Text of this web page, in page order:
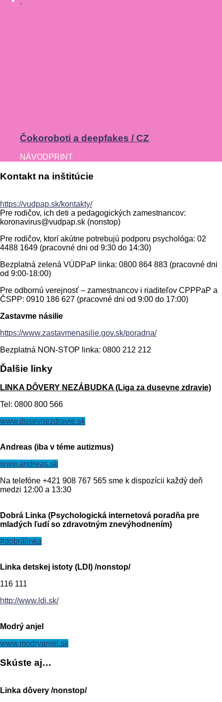
Čokoroboti a deepfakes / CZ
NÁVODPRINT
Kontakt na inštitúcie
https://vudpap.sk/kontakty/
Pre rodičov, ich deti a pedagogických zamestnancov:
koronavirus@vudpap.sk (nonstop)
Pre rodičov, ktorí akútne potrebujú podporu psychológa: 02
4488 1649 (pracovné dni od 9:30 do 14:30)
Bezplatná zelená VÚDPaP linka: 0800 864 883 (pracovné dni
od 9:00-18:00)
Pre odbornú verejnosť – zamestnancov i riaditeľov CPPPaP a
ČSPP: 0910 186 627 (pracovné dni od 9:00 do 17:00)
Zastavme násilie
https://www.zastavmenasilie.gov.sk/poradna/
Bezplatná NON-STOP linka: 0800 212 212
Ďalšie linky
LINKA DÔVERY NEZÁBUDKA (Liga za dusevne zdravie)
Tel: 0800 800 566
www.dusevnezdravie.sk
Andreas (iba v téme autizmus)
www.andreas.sk
Na telefóne +421 908 767 565 sme k dispozícii každý deň
medzi 12:00 a 13:30
Dobrá Linka (Psychologická internetová poradňa pre
mladých ľudí so zdravotným znevýhodnením)
#dobrálinka
Linka detskej istoty (LDI) /nonstop/
116 111
http://www.ldi.sk/
Modrý anjel
www.modryanjel.sk
Skúste aj…
Linka dôvery /nonstop/